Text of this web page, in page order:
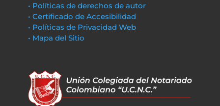
• Políticas de derechos de autor
• Certificado de Accesibilidad
• Políticas de Privacidad Web
• Mapa del Sitio